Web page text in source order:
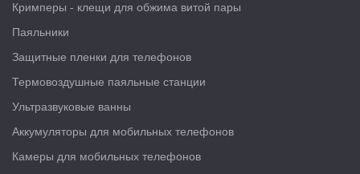
Кримперы - клещи для обжима витой пары
Паяльники
Защитные пленки для телефонов
Термовоздушные паяльные станции
Ультразвуковые ванны
Аккумуляторы для мобильных телефонов
Камеры для мобильных телефонов